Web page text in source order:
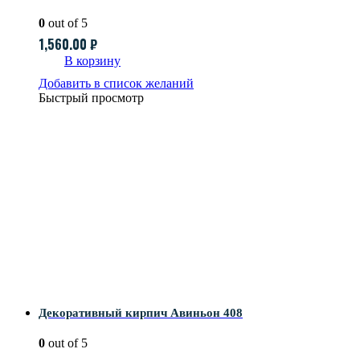
0 out of 5
1,560.00 ₽
В корзину
Добавить в список желаний
Быстрый просмотр
Декоративный кирпич Авиньон 408
0 out of 5